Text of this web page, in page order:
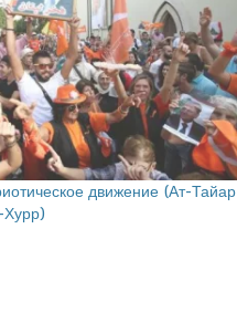
движение (Ат-Тайар
Хурр)